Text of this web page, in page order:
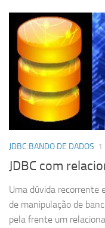
JDBC:BANDO DE DADOS 1
JDBC com
Uma dúvida recorrente
de manipulação de
pela frente um